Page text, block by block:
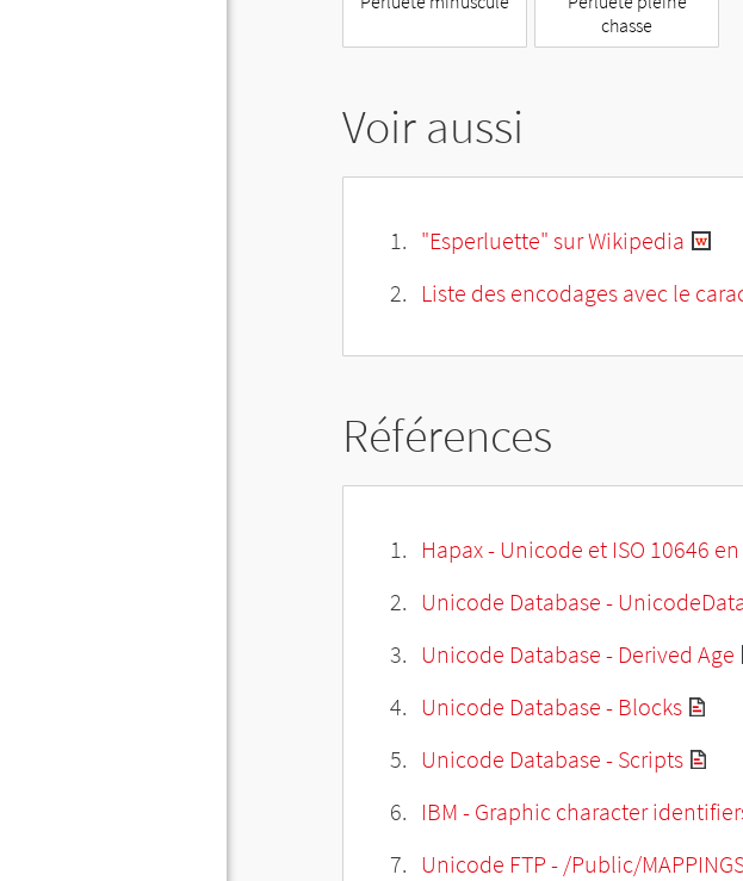
chasse
Voir aussi
"Esperluette" sur Wikipedia
Liste des encodages avec le
Références
Hapax - Unicode et ISO 10646
Unicode Database -
Unicode Database - Derived Age
Unicode Database - Blocks
Unicode Database - Scripts
IBM - Graphic character
Unicode FTP - /Public/